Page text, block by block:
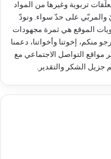
تربوية وغيرها من المواد
والمربّي على حدّ سواء. ونودّ
الموقع هي ثمرة مجهودات
منكم، إخوتنا وأخواتنا، دعمنا
مواقع التواصل الاجتماعي مع
جزيل الشكر والتقدير.